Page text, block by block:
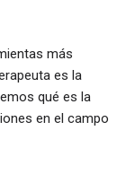
más
es la
qué es la
en el campo